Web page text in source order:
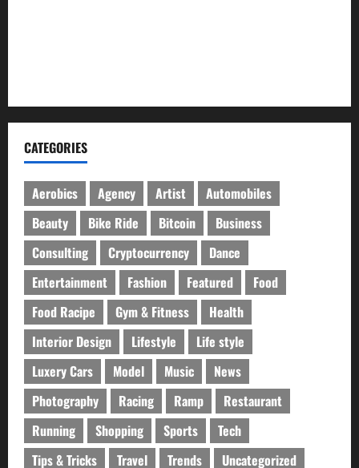
CATEGORIES
Aerobics Agency Artist
Automobiles
Beauty
Bike Ride Bitcoin
Business
Consulting
Cryptocurrency
Dance
Entertainment
Fashion Featured
Food
Food Racipe
Gym & Fitness
Health
Interior Design
Lifestyle
Life style
Luxery Cars
Model Music
News
Photography
Racing Ramp
Restaurant
Running
Shopping Sports
Tech
Tips & Tricks
Travel Trends Uncategorized